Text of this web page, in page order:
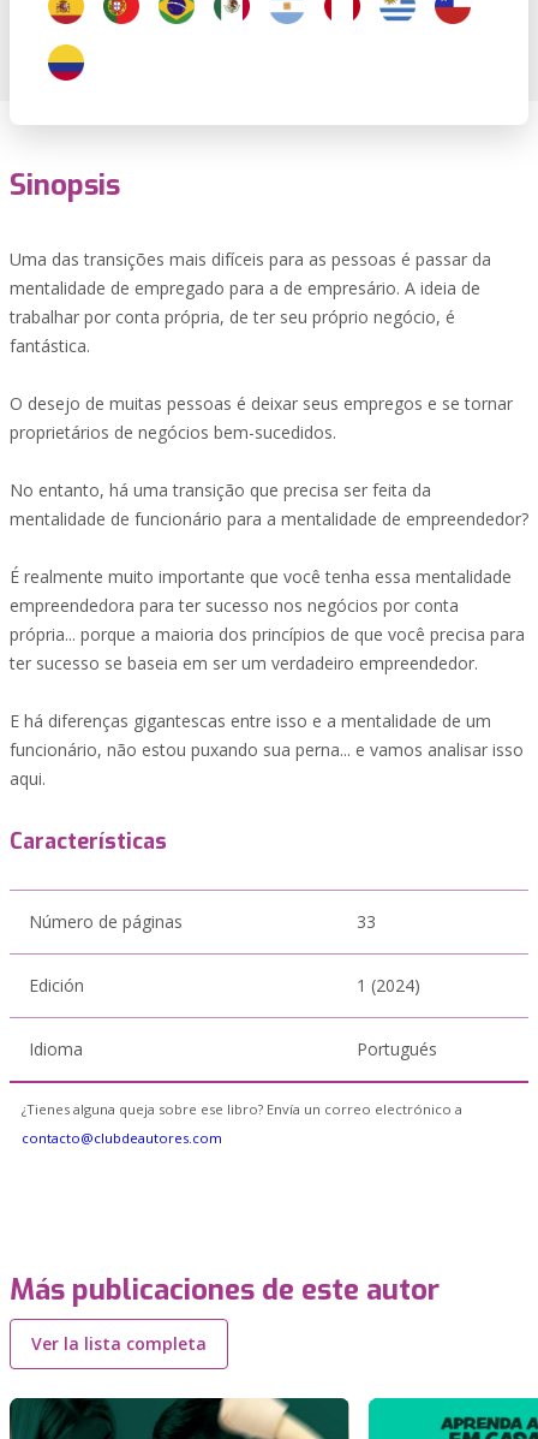
Sinopsis
Uma das transições mais difíceis para as pessoas é passar da
mentalidade de empregado para a de empresário. A ideia de
trabalhar por conta própria, de ter seu próprio negócio, é
fantástica.
O desejo de muitas pessoas é deixar seus empregos e se tornar
proprietários de negócios bem-sucedidos.
No entanto, há uma transição que precisa ser feita da
mentalidade de funcionário para a mentalidade de empreendedor?
É realmente muito importante que você tenha essa mentalidade
empreendedora para ter sucesso nos negócios por conta
própria... porque a maioria dos princípios de que você precisa para
ter sucesso se baseia em ser um verdadeiro empreendedor.
E há diferenças gigantescas entre isso e a mentalidade de um
funcionário, não estou puxando sua perna... e vamos analisar isso
aqui.
Características
Número de páginas 33
Edición 1 (2024)
Idioma Portugués
¿Tienes alguna queja sobre ese libro? Envía un correo electrónico a
contacto@clubdeautores.com
Más publicaciones de este autor
Ver la lista completa